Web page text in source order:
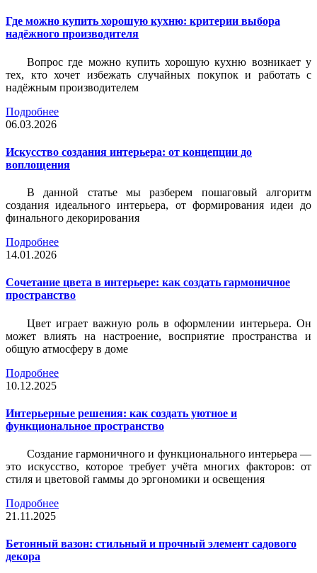
Где можно купить хорошую кухню: критерии выбора
надёжного производителя
Вопрос где можно купить хорошую кухню возникает у
тех, кто хочет избежать случайных покупок и работать с
надёжным производителем
Подробнее
06.03.2026
Искусство создания интерьера: от концепции до
воплощения
В данной статье мы разберем пошаговый алгоритм
создания идеального интерьера, от формирования идеи до
финального декорирования
Подробнее
14.01.2026
Сочетание цвета в интерьере: как создать гармоничное
пространство
Цвет играет важную роль в оформлении интерьера. Он
может влиять на настроение, восприятие пространства и
общую атмосферу в доме
Подробнее
10.12.2025
Интерьерные решения: как создать уютное и
функциональное пространство
Создание гармоничного и функционального интерьера —
это искусство, которое требует учёта многих факторов: от
стиля и цветовой гаммы до эргономики и освещения
Подробнее
21.11.2025
Бетонный вазон: стильный и прочный элемент садового
декора